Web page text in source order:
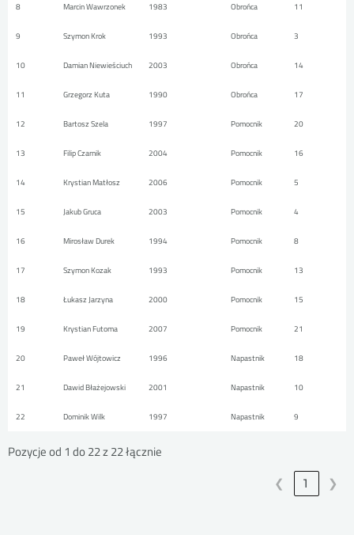
8 Marcin Wawrzonek 1983 Obrońca 11
9 Szymon Krok 1993 Obrońca 3
10 Damian Niewieściuch 2003 Obrońca 14
11 Grzegorz Kuta 1990 Obrońca 17
12 Bartosz Szela 1997 Pomocnik 20
13 Filip Czarnik 2004 Pomocnik 16
14 Krystian Matłosz 2006 Pomocnik 5
15 Jakub Gruca 2003 Pomocnik 4
16 Mirosław Durek 1994 Pomocnik 8
17 Szymon Kozak 1993 Pomocnik 13
18 Łukasz Jarzyna 2000 Pomocnik 15
19 Krystian Futoma 2007 Pomocnik 21
20 Paweł Wójtowicz 1996 Napastnik 18
21 Dawid Błażejowski 2001 Napastnik 10
22 Dominik Wilk 1997 Napastnik 9
Pozycje od 1 do 22 z 22 łącznie
❮ 1 ❯